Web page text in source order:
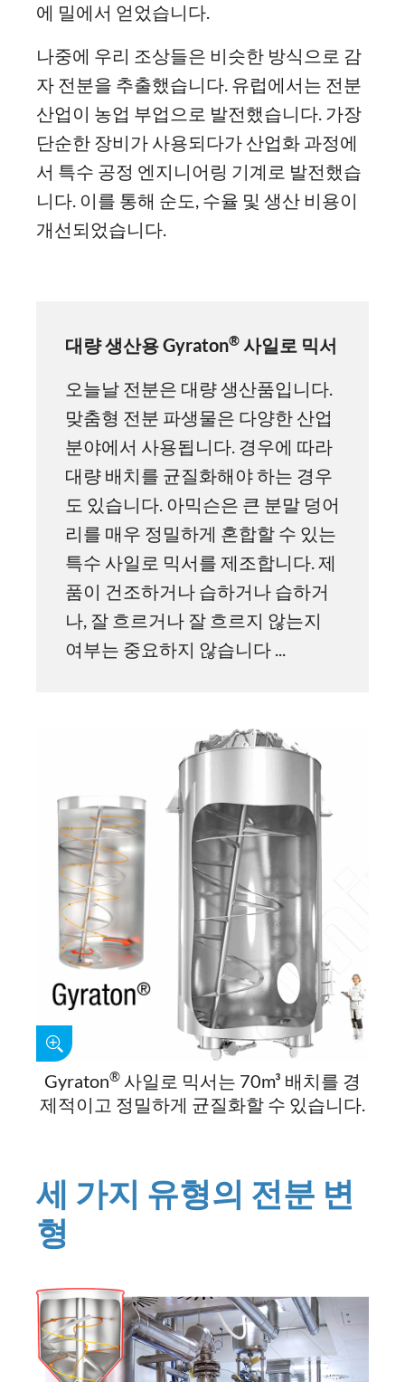
에 밀에서 얻었습니다.
나중에 우리 조상들은 비슷한 방식으로 감
자 전분을 추출했습니다. 유럽에서는 전분
산업이 농업 부업으로 발전했습니다. 가장
단순한 장비가 사용되다가 산업화 과정에
서 특수 공정 엔지니어링 기계로 발전했습
니다. 이를 통해 순도, 수율 및 생산 비용이
개선되었습니다.
대량 생산용 Gyraton® 사일로 믹서
오늘날 전분은 대량 생산품입니다.
맞춤형 전분 파생물은 다양한 산업
분야에서 사용됩니다. 경우에 따라
대량 배치를 균질화해야 하는 경우
도 있습니다. 아믹슨은 큰 분말 덩어
리를 매우 정밀하게 혼합할 수 있는
특수 사일로 믹서를 제조합니다. 제
품이 건조하거나 습하거나 습하거
나, 잘 흐르거나 잘 흐르지 않는지
여부는 중요하지 않습니다 ...
Gyraton® 사일로 믹서는 70m³ 배치를 경
제적이고 정밀하게 균질화할 수 있습니다.
세 가지 유형의 전분 변
형